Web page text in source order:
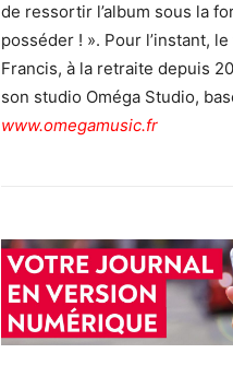
de ressortir l’album sous la
posséder ! ». Pour l’instant,
Francis, à la retraite depuis
son studio Oméga Studio,
www.omegamusic.fr